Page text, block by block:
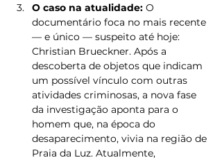
O caso na atualidade: O
documentário foca no mais recente
— e único — suspeito até hoje:
Christian Brueckner. Após a
descoberta de objetos que indicam
um possível vínculo com outras
atividades criminosas, a nova fase
da investigação aponta para o
homem que, na época do
desaparecimento, vivia na região de
Praia da Luz. Atualmente,